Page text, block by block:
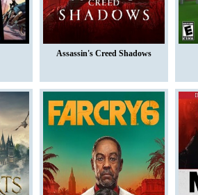
Assassin's Creed Shadows